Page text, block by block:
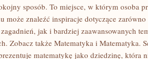
sposób. To miejsce, w którym osoba
może znaleźć inspiracje dotyczące zarówno
jak i bardziej zaawansowanych
Zobacz także Matematyka i Matematyka.
matematykę jako dziedzinę, która